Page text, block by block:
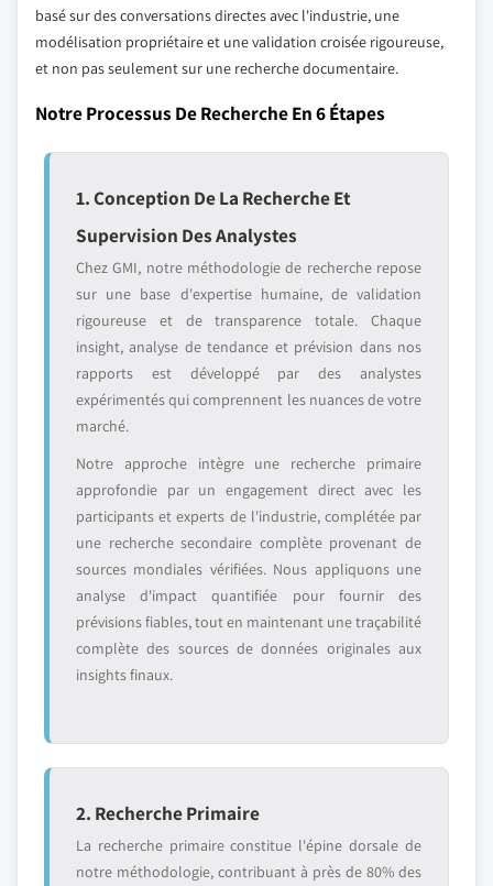
basé sur des conversations directes avec l'industrie, une
modélisation propriétaire et une validation croisée rigoureuse,
et non pas seulement sur une recherche documentaire.
Notre Processus De Recherche En 6 Étapes
1. Conception De La Recherche Et
Supervision Des Analystes
Chez GMI, notre méthodologie de recherche repose
sur une base d'expertise humaine, de validation
rigoureuse et de transparence totale. Chaque
insight, analyse de tendance et prévision dans nos
rapports est développé par des analystes
expérimentés qui comprennent les nuances de votre
marché.
Notre approche intègre une recherche primaire
approfondie par un engagement direct avec les
participants et experts de l'industrie, complétée par
une recherche secondaire complète provenant de
sources mondiales vérifiées. Nous appliquons une
analyse d'impact quantifiée pour fournir des
prévisions fiables, tout en maintenant une traçabilité
complète des sources de données originales aux
insights finaux.
2. Recherche Primaire
La recherche primaire constitue l'épine dorsale de
notre méthodologie, contribuant à près de 80% des